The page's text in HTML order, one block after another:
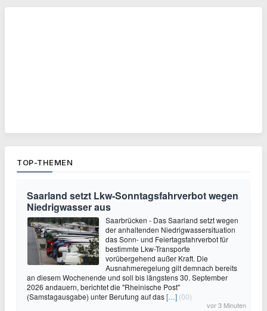
TOP-THEMEN
Saarland setzt Lkw-Sonntagsfahrverbot wegen
Niedrigwasser aus
Saarbrücken - Das Saarland setzt wegen
der anhaltenden Niedrigwassersituation
das Sonn- und Feiertagsfahrverbot für
bestimmte Lkw-Transporte
vorübergehend außer Kraft. Die
Ausnahmeregelung gilt demnach bereits
an diesem Wochenende und soll bis längstens 30. September
2026 andauern, berichtet die "Rheinische Post"
(Samstagausgabe) unter Berufung auf das[…] (00)
vor 3 Minuten